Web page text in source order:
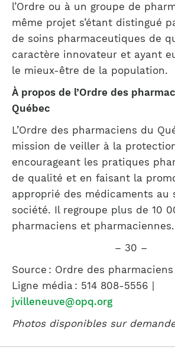
l’Ordre ou à un groupe de
même projet s’étant distingué
de soins pharmaceutiques de
caractère innovateur et ayant
le mieux-être de la population.
À propos de l’Ordre des
Québec
L’Ordre des pharmaciens du
mission de veiller à la
encourageant les pratiques
de qualité et en faisant la
approprié des médicaments au
société. Il regroupe plus de 10
pharmaciens et pharmaciennes.
– 30 –
Source : Ordre des
Ligne média : 514 808-5556 |
jvilleneuve@opq.org
Photos disponibles sur